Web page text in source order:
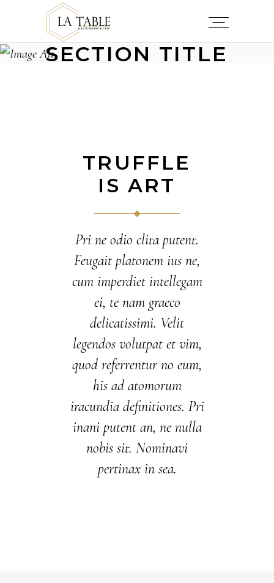
SECTION TITLE
TRUFFLE
IS ART
Pri ne odio clita putent.
Feugait platonem ius ne,
cum imperdiet intellegam
ei, te nam graeco
delicatissimi. Velit
legendos volutpat et vim,
quod referrentur no eum,
his ad atomorum
iracundia definitiones. Pri
inani putent an, ne nulla
nobis sit. Nominavi
pertinax in sea.